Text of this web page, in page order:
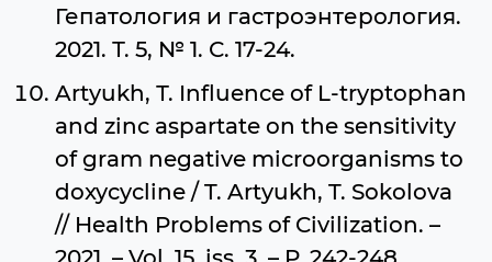
Гепатология и гастроэнтерология.
2021. Т. 5, № 1. С. 17-24.
Artyukh, Т. Influence of L-tryptophan
and zinc aspartate on the sensitivity
of gram negative microorganisms to
doxycycline / T. Artyukh, T. Sokolova
// Health Problems of Civilization. –